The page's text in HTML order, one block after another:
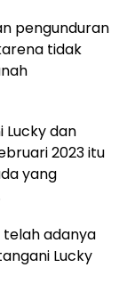
pengunduran
tidak
Lucky dan
2023 itu
yang
telah adanya
Lucky